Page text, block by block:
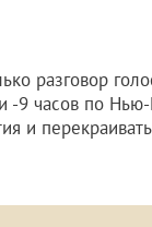
разговор
-9 часов по
и